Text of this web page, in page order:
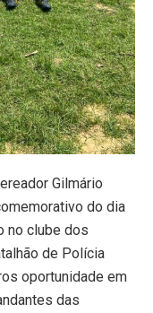
Gilmário
do dia
no clube dos
de Polícia
oportunidade em
das